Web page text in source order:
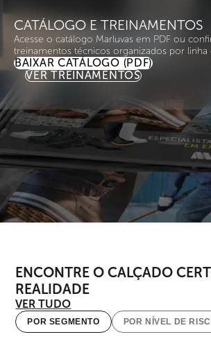
CATÁLOGO E TREINAMENTOS
Acesse o catálogo Marluvas em PDF ou
treinamentos técnicos organizados por
BAIXAR CATÁLOGO (PDF)
VER TREINAMENTOS
ENCONTRE O CALÇADO
REALIDADE
VER TUDO
POR SEGMENTO POR NÍVEL DE